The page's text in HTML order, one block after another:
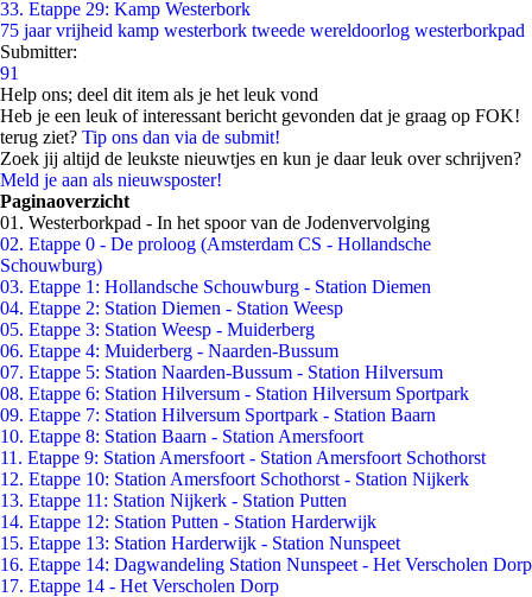
33. Etappe 29: Kamp Westerbork
75 jaar vrijheid kamp westerbork tweede wereldoorlog westerborkpad
Submitter:
91
Help ons; deel dit item als je het leuk vond
Heb je een leuk of interessant bericht gevonden dat je graag op FOK!
terug ziet? Tip ons dan via de submit!
Zoek jij altijd de leukste nieuwtjes en kun je daar leuk over schrijven?
Meld je aan als nieuwsposter!
Paginaoverzicht
01. Westerborkpad - In het spoor van de Jodenvervolging
02. Etappe 0 - De proloog (Amsterdam CS - Hollandsche
Schouwburg)
03. Etappe 1: Hollandsche Schouwburg - Station Diemen
04. Etappe 2: Station Diemen - Station Weesp
05. Etappe 3: Station Weesp - Muiderberg
06. Etappe 4: Muiderberg - Naarden-Bussum
07. Etappe 5: Station Naarden-Bussum - Station Hilversum
08. Etappe 6: Station Hilversum - Station Hilversum Sportpark
09. Etappe 7: Station Hilversum Sportpark - Station Baarn
10. Etappe 8: Station Baarn - Station Amersfoort
11. Etappe 9: Station Amersfoort - Station Amersfoort Schothorst
12. Etappe 10: Station Amersfoort Schothorst - Station Nijkerk
13. Etappe 11: Station Nijkerk - Station Putten
14. Etappe 12: Station Putten - Station Harderwijk
15. Etappe 13: Station Harderwijk - Station Nunspeet
16. Etappe 14: Dagwandeling Station Nunspeet - Het Verscholen Dorp
17. Etappe 14 - Het Verscholen Dorp